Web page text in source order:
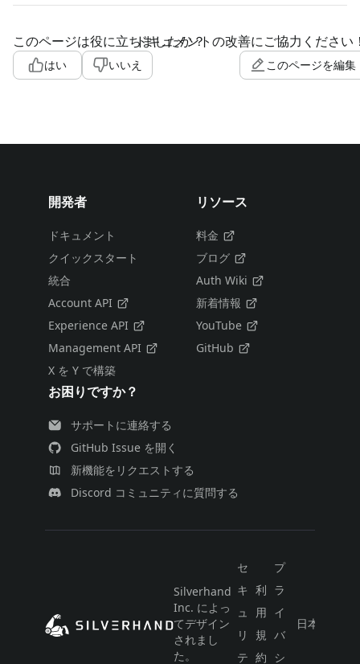
このページは役に立ちましたか？
はい いいえ
ドキュメントの改善にご協力ください
このページを編集
開発者
ドキュメント
クイックスタート
統合
Account API
Experience API
Management API
X を Y で構築
リソース
料金
ブログ
Auth Wiki
新着情報
YouTube
GitHub
お困りですか？
サポートに連絡する
GitHub Issue を開く
新機能をリクエストする
Discord コミュニティに質問する
Silverhand
Inc. によっ
てデザイン
されまし
た。
セ
キ
ュ
リ
テ
利
用
規
約
プ
ラ
イ
バ
シ
日本語